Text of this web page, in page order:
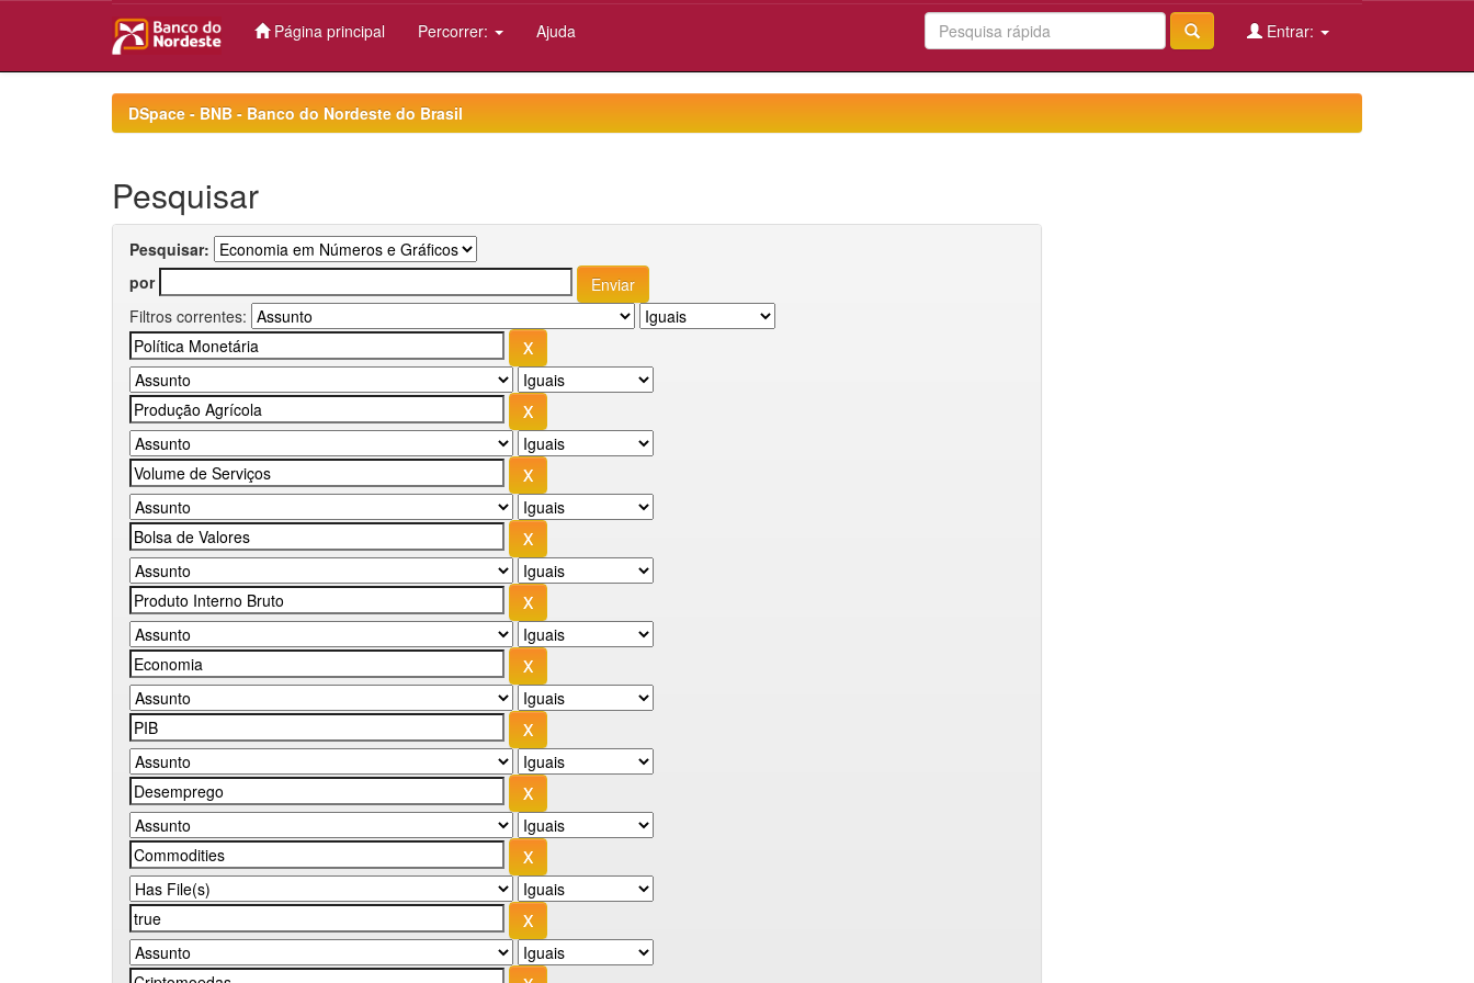
Página principal Percorrer: Ajuda Entrar:
DSpace - BNB - Banco do Nordeste do Brasil
Pesquisar
Pesquisar:
por
Filtros correntes: